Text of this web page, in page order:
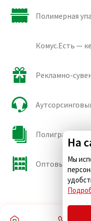
Полимерная
Комус.Есть —
Рекламно-
Оптовые
На
Мы